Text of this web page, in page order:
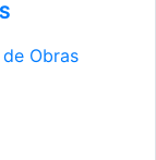
Obras